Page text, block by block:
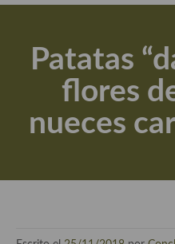
Actualidad y
Apuntes, estudios sobre
Aceite de Oliva Virgen Extra
Recetas maridadas con los
Patatas
flores
nueces